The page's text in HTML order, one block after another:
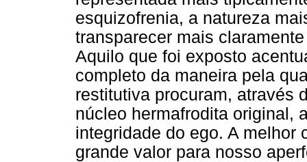
esquizofrenia, a natureza
transparecer mais
Aquilo que foi exposto
completo da maneira pela
restitutiva procuram, através
núcleo hermafrodita original,
integridade do ego. A melhor
grande valor para nosso